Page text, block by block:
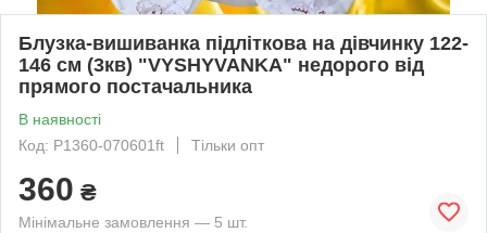
Блузка-вишиванка підліткова на дівчинку 122-
146 см (3кв) "VYSHYVANKA" недорого від
прямого постачальника
В наявності
Код: P1360-070601ft
Тільки опт
360 ₴
Мінімальне замовлення — 5 шт.